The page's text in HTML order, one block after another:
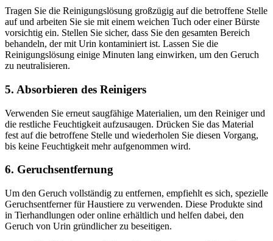
Tragen Sie die Reinigungslösung großzügig auf die betroffene Stelle
auf und arbeiten Sie sie mit einem weichen Tuch oder einer Bürste
vorsichtig ein. Stellen Sie sicher, dass Sie den gesamten Bereich
behandeln, der mit Urin kontaminiert ist. Lassen Sie die
Reinigungslösung einige Minuten lang einwirken, um den Geruch
zu neutralisieren.
5. Absorbieren des Reinigers
Verwenden Sie erneut saugfähige Materialien, um den Reiniger und
die restliche Feuchtigkeit aufzusaugen. Drücken Sie das Material
fest auf die betroffene Stelle und wiederholen Sie diesen Vorgang,
bis keine Feuchtigkeit mehr aufgenommen wird.
6. Geruchsentfernung
Um den Geruch vollständig zu entfernen, empfiehlt es sich, spezielle
Geruchsentferner für Haustiere zu verwenden. Diese Produkte sind
in Tierhandlungen oder online erhältlich und helfen dabei, den
Geruch von Urin gründlicher zu beseitigen.